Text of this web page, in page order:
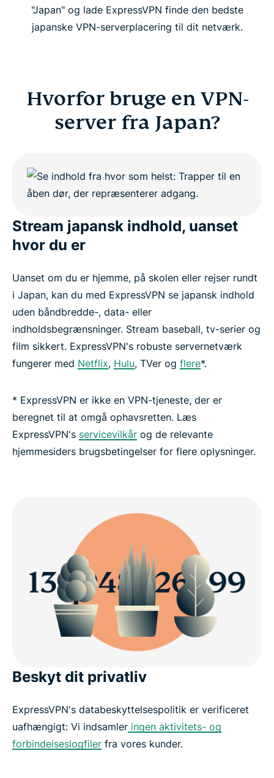
"Japan" og lade ExpressVPN finde den bedste
japanske VPN-serverplacering til dit netværk.
Hvorfor bruge en VPN-
server fra Japan?
Stream japansk indhold, uanset
hvor du er
Uanset om du er hjemme, på skolen eller rejser rundt
i Japan, kan du med ExpressVPN se japansk indhold
uden båndbredde-, data- eller
indholdsbegrænsninger. Stream baseball, tv-serier og
film sikkert. ExpressVPN's robuste servernetværk
fungerer med Netflix, Hulu, TVer og flere*.
* ExpressVPN er ikke en VPN-tjeneste, der er
beregnet til at omgå ophavsretten. Læs
ExpressVPN's servicevilkår og de relevante
hjemmesiders brugsbetingelser for flere oplysninger.
Beskyt dit privatliv
ExpressVPN's databeskyttelsespolitik er verificeret
uafhængigt: Vi indsamler ingen aktivitets- og
forbindelseslogfiler fra vores kunder.